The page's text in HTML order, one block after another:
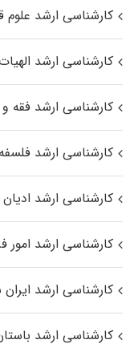
کارشناسی ارشد
کارشناسی ارشد
کارشناسی ارشد فقه
کارشناسی ارشد
کارشناسی ارشد
کارشناسی ارشد امور
کارشناسی ارشد
کارشناسی ارشد